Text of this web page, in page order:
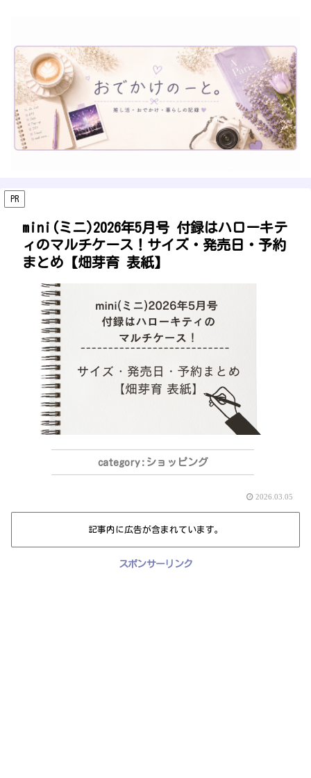
PR
mini(ミニ)2026年5月号 付録はハローキテ
ィのマルチケース！サイズ・発売日・予約
まとめ【畑芽育 表紙】
ショッピング
2026.03.05
記事内に広告が含まれています。
スポンサーリンク